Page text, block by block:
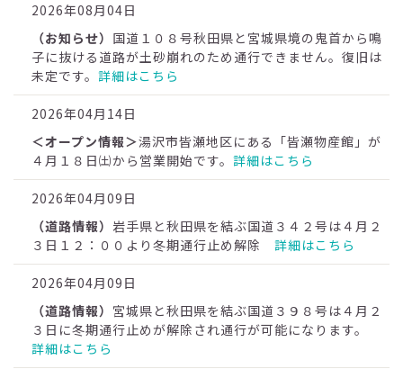
2026年08月04日
（お知らせ） 国道１０８号秋田県と宮城県境の鬼首から鳴
子に抜ける道路が土砂崩れのため通行できません。復旧は
未定です。 詳細はこちら
2026年04月14日
＜オープン情報＞湯沢市皆瀬地区にある「皆瀬物産館」が
４月１８日㈯から営業開始です。 詳細はこちら
2026年04月09日
（道路情報） 岩手県と秋田県を結ぶ国道３４２号は４月２
３日１２：００より冬期通行止め解除 詳細はこちら
2026年04月09日
（道路情報） 宮城県と秋田県を結ぶ国道３９８号は４月２
３日に冬期通行止めが解除され通行が可能になります。
詳細はこちら